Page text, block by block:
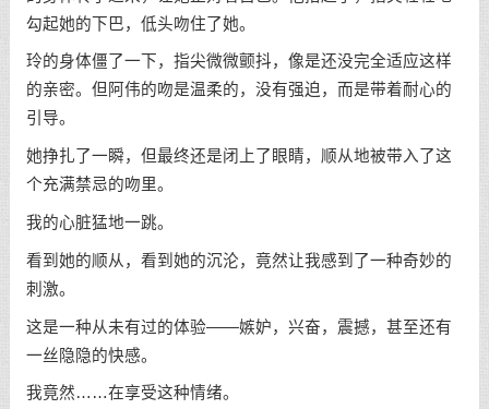
勾起她的下巴，低头吻住了她。
玲的身体僵了一下，指尖微微颤抖，像是还没完全适应这样
的亲密。但阿伟的吻是温柔的，没有强迫，而是带着耐心的
引导。
她挣扎了一瞬，但最终还是闭上了眼睛，顺从地被带入了这
个充满禁忌的吻里。
我的心脏猛地一跳。
看到她的顺从，看到她的沉沦，竟然让我感到了一种奇妙的
刺激。
这是一种从未有过的体验——嫉妒，兴奋，震撼，甚至还有
一丝隐隐的快感。
我竟然……在享受这种情绪。